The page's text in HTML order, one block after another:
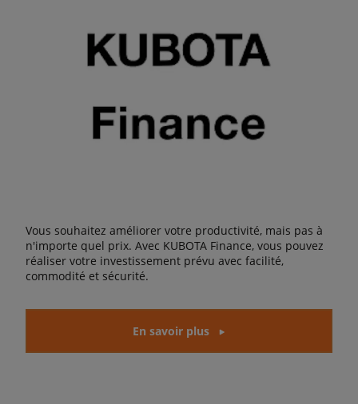
Vous souhaitez améliorer votre productivité, mais pas à
n'importe quel prix. Avec KUBOTA Finance, vous pouvez
réaliser votre investissement prévu avec facilité,
commodité et sécurité.
En savoir plus